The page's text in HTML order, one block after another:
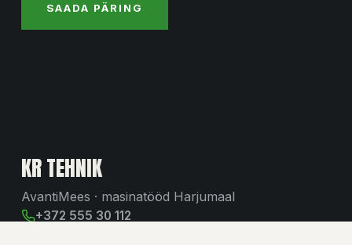
SAADA PÄRING
KR TEHNIK
AvantiMees · masinatööd Harjumaal
+372 555 30 112